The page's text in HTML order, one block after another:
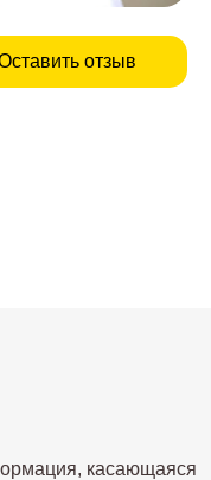
отзыв
касающаяся